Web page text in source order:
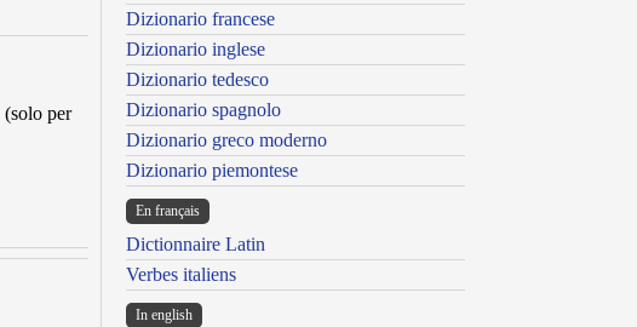
(solo per
Dizionario francese
Dizionario inglese
Dizionario tedesco
Dizionario spagnolo
Dizionario greco moderno
Dizionario piemontese
En français
Dictionnaire Latin
Verbes italiens
In english